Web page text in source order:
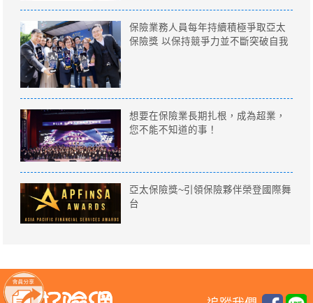
保險業務人員每年持續積極爭取亞太
保險獎 以保持競爭力並不斷突破自我
想要在保險業長期扎根，成為超業，
您不能不知道的事！
亞太保險獎~引領保險夥伴榮登國際舞
台